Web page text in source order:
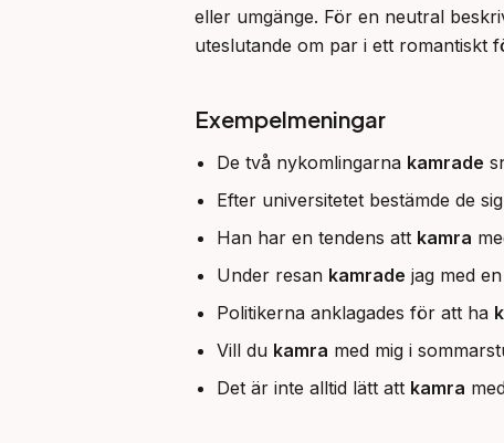
eller umgänge. För en neutral
uteslutande om par i ett romantiskt
Exempelmeningar
De två nykomlingarna kamrade
Efter universitetet bestämde de
Han har en tendens att kamra
Under resan kamrade jag med
Politikerna anklagades för att ha
Vill du kamra med mig i
Det är inte alltid lätt att kamra